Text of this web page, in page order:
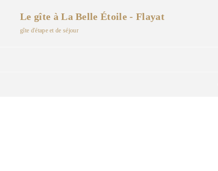
Le gîte à La Belle Étoile - Flayat
gîte d'étape et de séjour